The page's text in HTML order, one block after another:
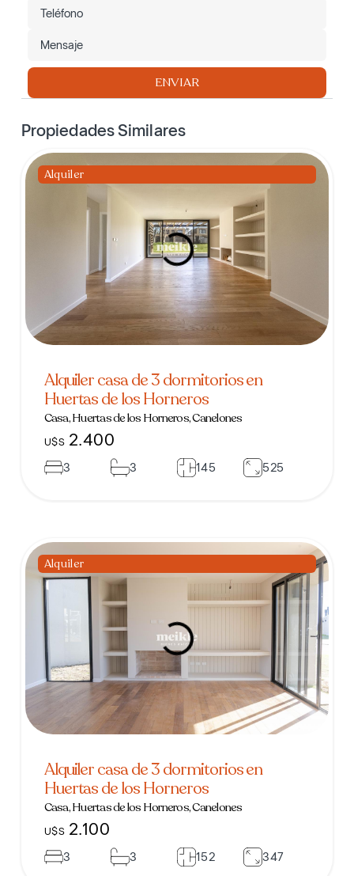
ENVIAR
Propiedades Similares
Alquiler
Alquiler casa de 3 dormitorios en
Huertas de los Horneros
Casa, Huertas de los Horneros, Canelones
U$S 2.400
3 3 145 525
Alquiler
Alquiler casa de 3 dormitorios en
Huertas de los Horneros
Casa, Huertas de los Horneros, Canelones
U$S 2.100
3 3 152 347